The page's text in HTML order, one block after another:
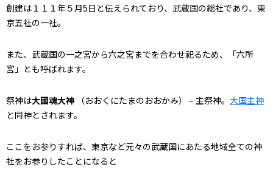
創建は１１１年５月5日と伝えられており、武蔵国の総社であり、東
京五社の一社。
また、武蔵国の一之宮から六之宮までを合わせ祀るため、「六所
宮」とも呼ばれます。
祭神は大國魂大神 （おおくにたまのおおかみ） – 主祭神。 大国主神
と同神とされます。
ここをお参りすれば、東京など元々の武蔵国にあたる地域全ての神
社をお参りしたことになると